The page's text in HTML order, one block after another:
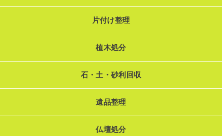
片付け整理
植木処分
石・土・砂利回収
遺品整理
仏壇処分